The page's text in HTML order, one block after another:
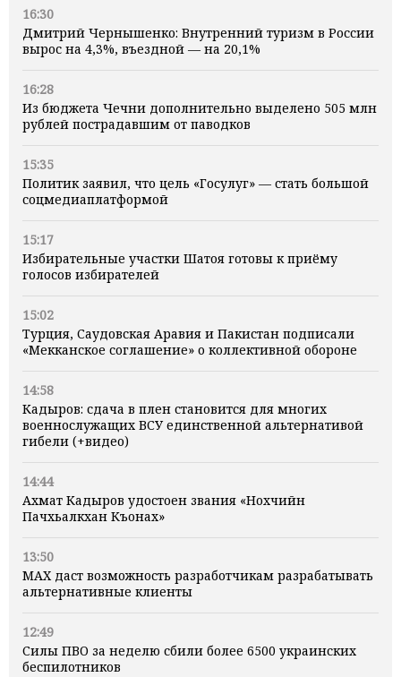
16:30
Дмитрий Чернышенко: Внутренний туризм в России
вырос на 4,3%, въездной — на 20,1%
16:28
Из бюджета Чечни дополнительно выделено 505 млн
рублей пострадавшим от паводков
15:35
Политик заявил, что цель «Госулуг» — стать большой
соцмедиаплатформой
15:17
Избирательные участки Шатоя готовы к приёму
голосов избирателей
15:02
Турция, Саудовская Аравия и Пакистан подписали
«Мекканское соглашение» о коллективной обороне
14:58
Кадыров: сдача в плен становится для многих
военнослужащих ВСУ единственной альтернативой
гибели (+видео)
14:44
Ахмат Кадыров удостоен звания «Нохчийн
Пачхьалкхан Къонах»
13:50
MAX даст возможность разработчикам разрабатывать
альтернативные клиенты
12:49
Силы ПВО за неделю сбили более 6500 украинских
беспилотников